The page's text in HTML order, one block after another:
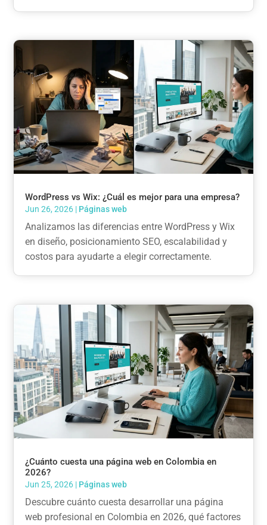
WordPress vs Wix: ¿Cuál es mejor para una empresa?
Jun 26, 2026 | Páginas web
Analizamos las diferencias entre WordPress y Wix
en diseño, posicionamiento SEO, escalabilidad y
costos para ayudarte a elegir correctamente.
¿Cuánto cuesta una página web en Colombia en
2026?
Jun 25, 2026 | Páginas web
Descubre cuánto cuesta desarrollar una página
web profesional en Colombia en 2026, qué factores